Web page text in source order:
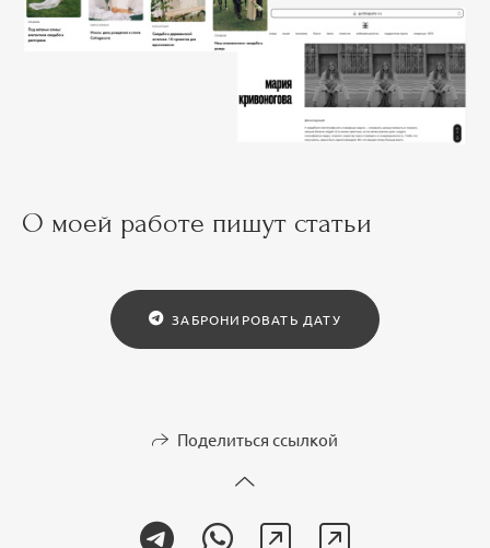
О моей работе пишут статьи
ЗАБРОНИРОВАТЬ ДАТУ
Поделиться ссылкой